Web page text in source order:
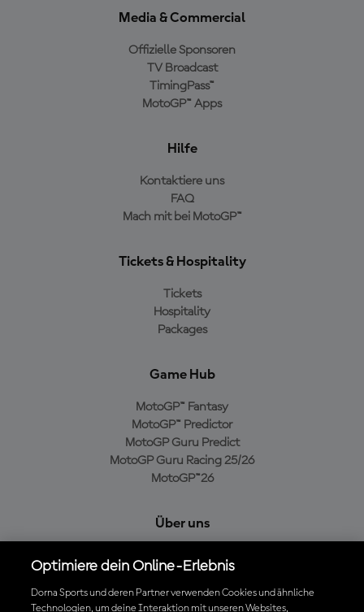
Media & Commercial
Offizielle Sponsoren
TV Broadcast
TimingPass™
MotoGP™ Apps
Hilfe
Kontaktiere uns
FAQ
Mach mit bei MotoGP™
Tickets & Hospitality
Tickets
Hospitality
Packages
Game Hub
MotoGP™ Fantasy
MotoGP™ Predictor
MotoGP Guru Predict
MotoGP Guru Racing 25/26
MotoGP™26
Über uns
Cookie-Richtlinien
Geschäftsbedingungen
Optimiere dein Online-Erlebnis
Dorna Sports und deren Partner verwenden Cookies und ähnliche
Technologien, um deine Interaktion mit unseren Websites,